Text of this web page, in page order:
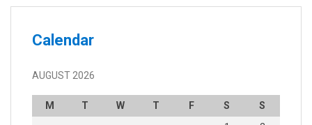
Calendar
AUGUST 2026
M T W T F S
S